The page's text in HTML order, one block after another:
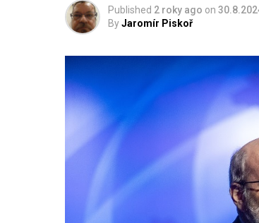
Published 2 roky ago on
ByJaromír Piskoř